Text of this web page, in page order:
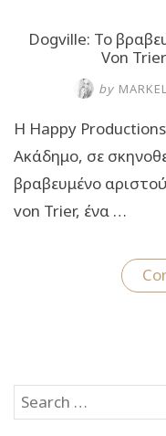
Dogville: Το
Von
by
Η Happy
Ακάδημο, σε
βραβευμένο
von Trier, ένα …
Search
for: